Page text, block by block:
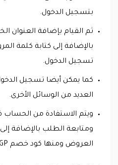
بتسجيل الدخول.
ثم القيام بإضافة العنوان
بالإضافة إلى كتابة كلمة
تسجيل الدخول.
كما يمكن أيضا تسجيل
العديد من الوسائل الأخرى.
ويتم الاستفادة من الحساب
ومتابعة الطلب بالإضافة
العروض ومنها كود خصم IGP.